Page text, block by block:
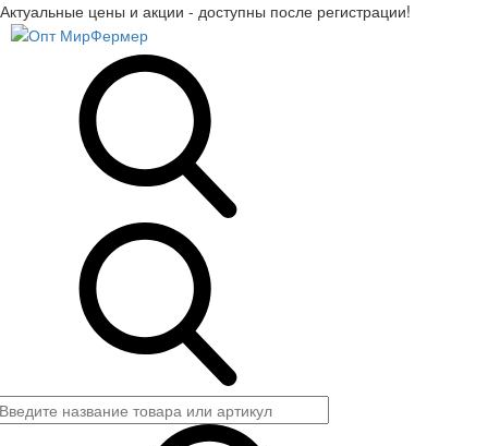
Актуальные цены и акции - доступны после регистрации!